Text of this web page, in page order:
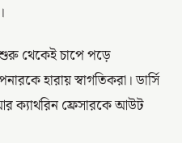
থেকেই চাপে পড়ে
হারায় স্বাগতিকরা। ডার্সি
ক্যাথরিন ফ্রেসারকে আউট